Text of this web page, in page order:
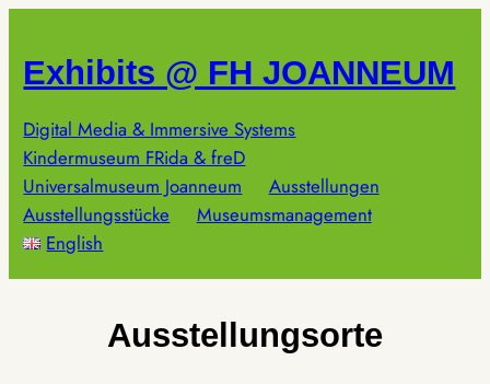
springen
Exhibits @ FH JOANNEUM
Digital Media & Immersive Systems
Kindermuseum FRida & freD
Universalmuseum Joanneum
Ausstellungen
Ausstellungsstücke
Museumsmanagement
English
Ausstellungsorte